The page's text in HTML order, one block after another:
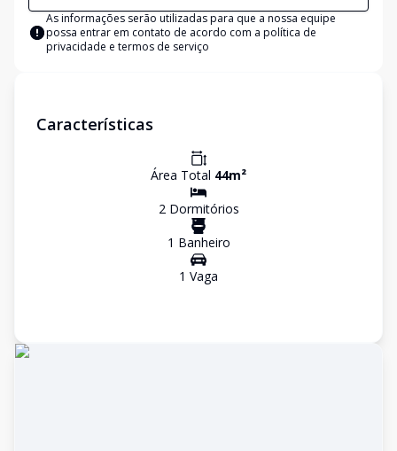
As informações serão utilizadas para que a nossa equipe
possa entrar em contato de acordo com a política de
privacidade e termos de serviço
Características
Área Total 44m²
2Dormitórios
1 Banheiro
1 Vaga